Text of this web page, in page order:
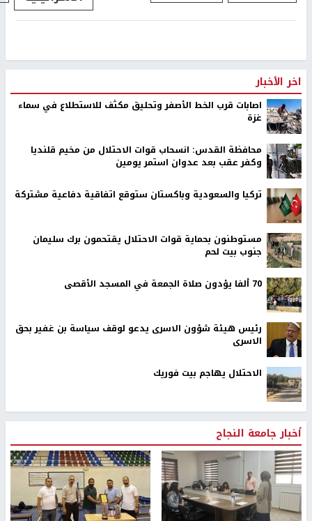
حكمت المحكمة العسكرية الاسرائيلية "عوفر" اليوم،
،وخمس سنوات مع وقف التنفيذ بتهمة المشاركة في مقاومة الاحتلال .
رابط قصير
https://nn.najah.edu/53SV/
الكلمات المفتاحية
مخيم
الدهيشة فلسطيني الاسرائيلية
اخر الأخبار
محافظة القدس: انسحاب قوات الاحتلال من مخيم قلنديا
مستوطنون بحماية قوات الاحتلال يقتحمون برك سليمان
جنوب بيت لحم
70 ألفا يؤدون صلاة الجمعة في المسجد الأقصى